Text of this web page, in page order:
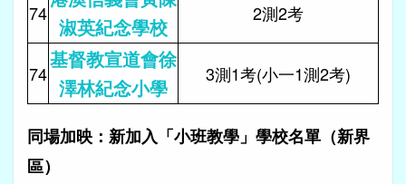
74
淑英紀念學校
2測2考
74
基督教宣道會徐
澤林紀念小學
3測1考(小一1測2考)
同場加映：新加入「小班教學」學校名單（新界
區）